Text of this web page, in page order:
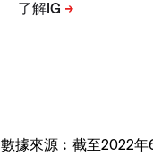
據來源︰截至2022年